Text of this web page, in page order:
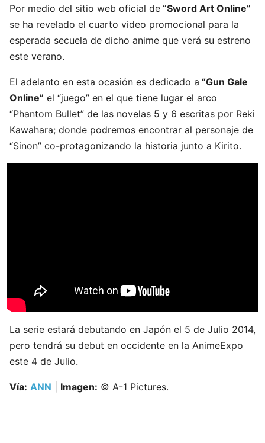
Por medio del sitio web oficial de “Sword Art Online”
se ha revelado el cuarto video promocional para la
esperada secuela de dicho anime que verá su estreno
este verano.
El adelanto en esta ocasión es dedicado a “Gun Gale
Online” el “juego” en el que tiene lugar el arco
“Phantom Bullet” de las novelas 5 y 6 escritas por Reki
Kawahara; donde podremos encontrar al personaje de
“Sinon” co-protagonizando la historia junto a Kirito.
La serie estará debutando en Japón el 5 de Julio 2014,
pero tendrá su debut en occidente en la AnimeExpo
este 4 de Julio.
Vía: ANN Imagen: © A-1 Pictures.